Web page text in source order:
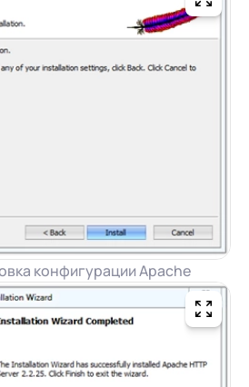
конфигурации Apache